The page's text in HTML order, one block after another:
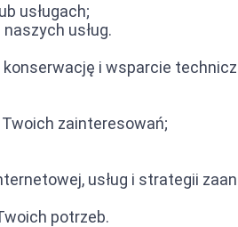
usługach;
usług.
i wsparcie
zainteresowań;
usług i strategii
potrzeb.